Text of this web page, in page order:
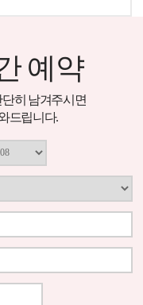
예약
히 남겨주시면
드립니다.